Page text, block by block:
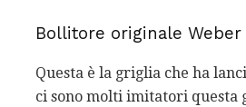
Bollitore originale Weber
Questa è la griglia che ha
ci sono molti imitatori questa